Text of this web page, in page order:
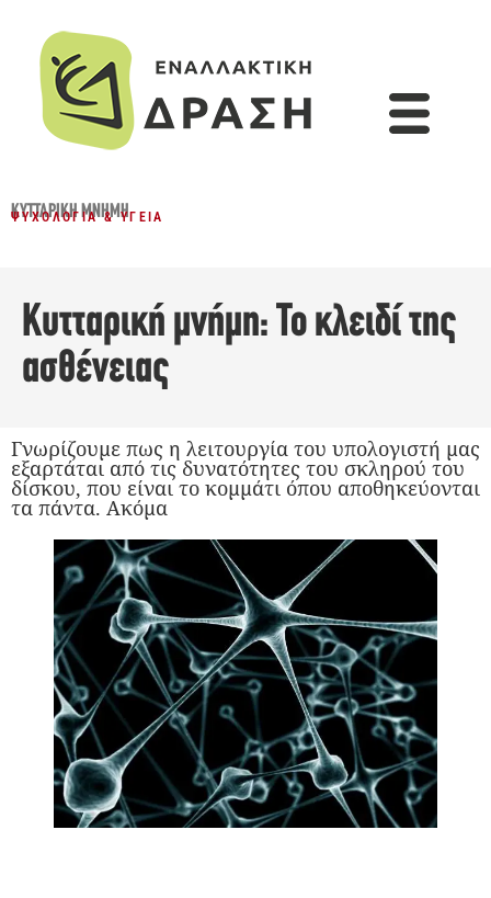
ΚΥΤΤΑΡΙΚΉ ΜΝΉΜΗ
ΨΥΧΟΛΟΓΊΑ & ΥΓΕΊΑ
Κυτταρική μνήμη: Το κλειδί της
ασθένειας
Γνωρίζουμε πως η λειτουργία του υπολογιστή μας
εξαρτάται από τις δυνατότητες του σκληρού του
δίσκου, που είναι το κομμάτι όπου αποθηκεύονται
τα πάντα. Ακόμα